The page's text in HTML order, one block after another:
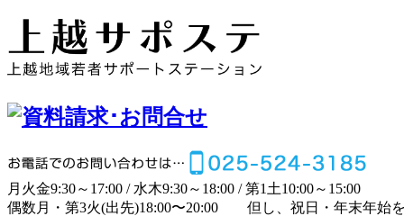
月 火金9:30～17:00 / 水木9:30～18:00 /第1土10:00～15:00
偶数月・第3火(出先)18:00〜20:00 但し、祝日・年末年始